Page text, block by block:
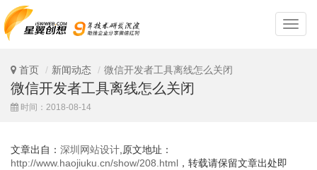
深
圳
首页 新闻动态 微信开发者工具离线怎么关闭
微信开发者工具离线怎么关闭
时间：2018-08-14
文章出自： 深圳网站设计 ,原文地址：
http://www.haojiuku.cn/show/208.html ，转载请保留文章出处即